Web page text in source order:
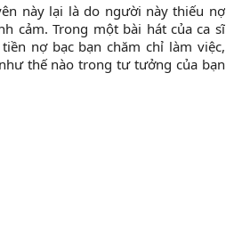
này lại là do người này thiếu nợ
cảm. Trong một bài hát của ca sĩ
nợ bạc bạn chăm chỉ làm việc,
thế nào trong tư tưởng của bạn